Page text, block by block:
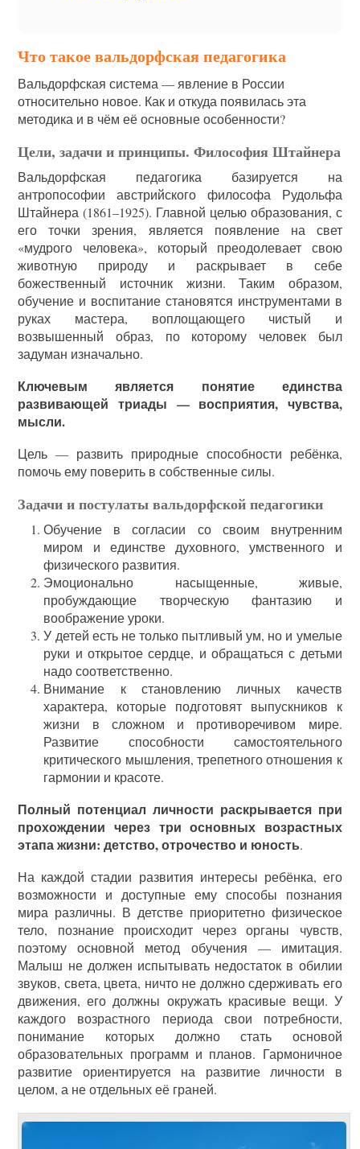
Что такое вальдорфская педагогика
Вальдорфская система — явление в России
относительно новое. Как и откуда появилась эта
методика и в чём её основные особенности?
Цели, задачи и принципы. Философия Штайнера
Вальдорфская педагогика базируется на
антропософии австрийского философа Рудольфа
Штайнера (1861–1925). Главной целью образования, с
его точки зрения, является появление на свет
«мудрого человека», который преодолевает свою
животную природу и раскрывает в себе
божественный источник жизни. Таким образом,
обучение и воспитание становятся инструментами в
руках мастера, воплощающего чистый и
возвышенный образ, по которому человек был
задуман изначально.
Ключевым является понятие единства
развивающей триады — восприятия, чувства,
мысли.
Цель — развить природные способности ребёнка,
помочь ему поверить в собственные силы.
Задачи и постулаты вальдорфской педагогики
Обучение в согласии со своим внутренним
миром и единстве духовного, умственного и
физического развития.
Эмоционально насыщенные, живые,
пробуждающие творческую фантазию и
воображение уроки.
У детей есть не только пытливый ум, но и умелые
руки и открытое сердце, и обращаться с детьми
надо соответственно.
Внимание к становлению личных качеств
характера, которые подготовят выпускников к
жизни в сложном и противоречивом мире.
Развитие способности самостоятельного
критического мышления, трепетного отношения к
гармонии и красоте.
Полный потенциал личности раскрывается при
прохождении через три основных возрастных
этапа жизни: детство, отрочество и юность.
На каждой стадии развития интересы ребёнка, его
возможности и доступные ему способы познания
мира различны. В детстве приоритетно физическое
тело, познание происходит через органы чувств,
поэтому основной метод обучения — имитация.
Малыш не должен испытывать недостаток в обилии
звуков, света, цвета, ничто не должно сдерживать его
движения, его должны окружать красивые вещи. У
каждого возрастного периода свои потребности,
понимание которых должно стать основой
образовательных программ и планов. Гармоничное
развитие ориентируется на развитие личности в
целом, а не отдельных её граней.